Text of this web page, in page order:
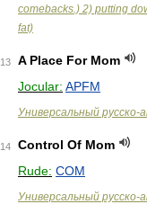
comebacks.) 2) putting
fat)
13
A Place For Mom
Jocular: APFM
Универсальный русско-
14
Control Of Mom
Rude: COM
Универсальный русско-